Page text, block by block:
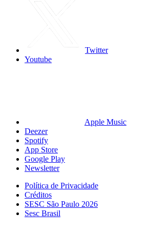
Twitter
Youtube
Apple Music
Deezer
Spotify
App Store
Google Play
Newsletter
Política de Privacidade
Créditos
SESC São Paulo 2026
Sesc Brasil